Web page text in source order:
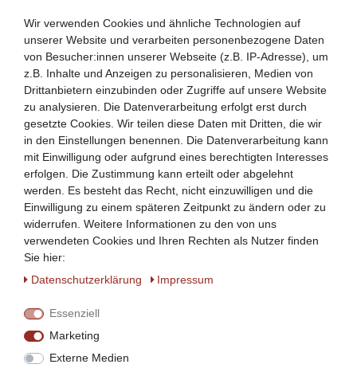
(Zeigt das Modell BTE-40)
Wir verwenden Cookies und ähnliche Technologien auf
unserer Website und verarbeiten personenbezogene Daten
von Besucher:innen unserer Webseite (z.B. IP-Adresse), um
z.B. Inhalte und Anzeigen zu personalisieren, Medien von
Drittanbietern einzubinden oder Zugriffe auf unsere Website
zu analysieren. Die Datenverarbeitung erfolgt erst durch
gesetzte Cookies. Wir teilen diese Daten mit Dritten, die wir
in den Einstellungen benennen. Die Datenverarbeitung kann
mit Einwilligung oder aufgrund eines berechtigten Interesses
erfolgen. Die Zustimmung kann erteilt oder abgelehnt
werden. Es besteht das Recht, nicht einzuwilligen und die
Einwilligung zu einem späteren Zeitpunkt zu ändern oder zu
widerrufen. Weitere Informationen zu den von uns
verwendeten Cookies und Ihren Rechten als Nutzer finden
Sie hier:
Daten­schutz­erklärung
Impressum
Essenziell
Marketing
Externe Medien